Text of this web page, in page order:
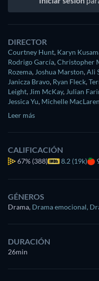
DIRECTOR
Courtney Hunt, Karyn
Rodrigo García,Christopher
Rozema, Joshua Marston,Ali
Janicza Bravo, Ryan Fleck,
Leight, Jim McKay, Julian
Jessica Yu, Michelle MacLaren
Leer más
CALIFICACIÓN
67% (388) 8.2 (19k)
GÉNEROS
Drama, Drama emocional,
DURACIÓN
26min